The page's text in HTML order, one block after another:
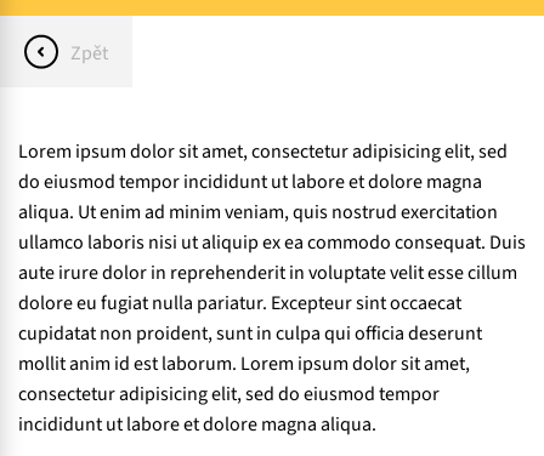
Zpět
Lorem ipsum dolor sit amet, consectetur adipisicing elit, sed
do eiusmod tempor incididunt ut labore et dolore magna
aliqua. Ut enim ad minim veniam, quis nostrud exercitation
ullamco laboris nisi ut aliquip ex ea commodo consequat. Duis
aute irure dolor in reprehenderit in voluptate velit esse cillum
dolore eu fugiat nulla pariatur. Excepteur sint occaecat
cupidatat non proident, sunt in culpa qui officia deserunt
mollit anim id est laborum. Lorem ipsum dolor sit amet,
consectetur adipisicing elit, sed do eiusmod tempor
incididunt ut labore et dolore magna aliqua.